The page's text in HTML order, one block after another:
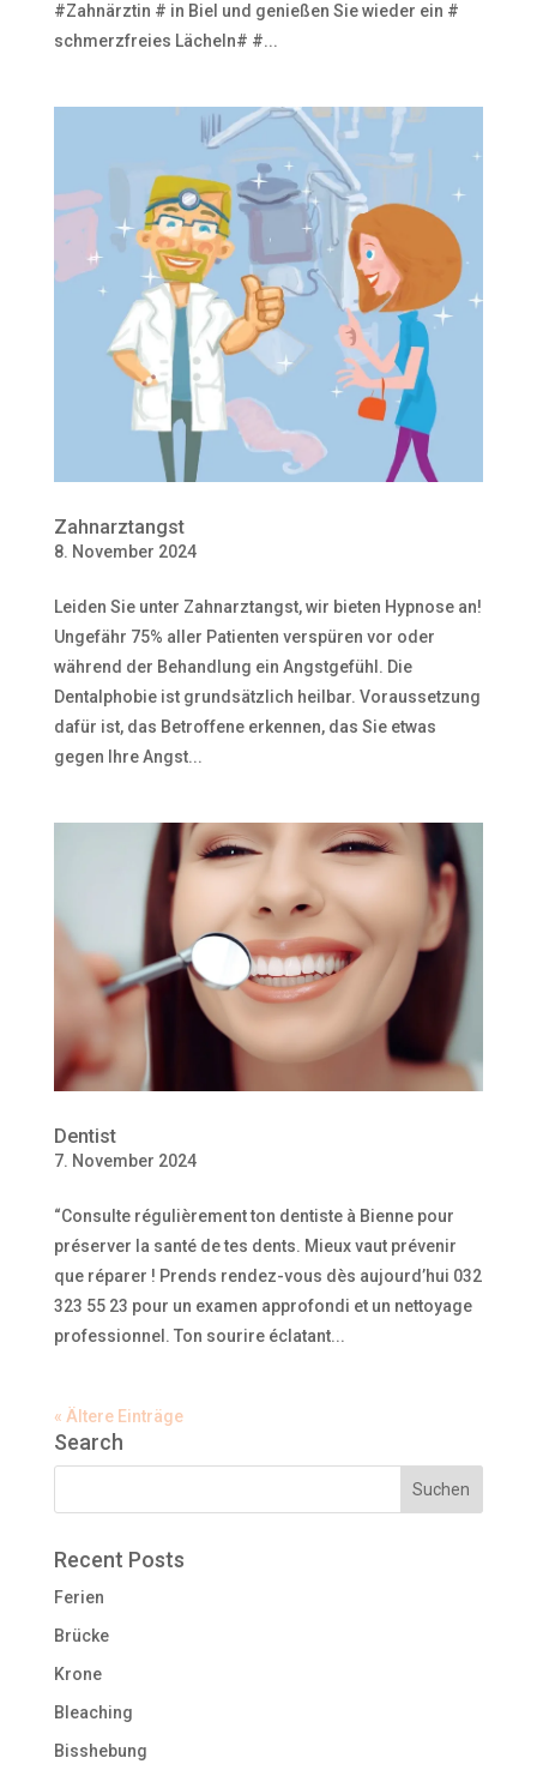
#Zahnärztin # in Biel und genießen Sie wieder ein #
schmerzfreies Lächeln# #...
Zahnarztangst
8. November 2024
Leiden Sie unter Zahnarztangst, wir bieten Hypnose an!
Ungefähr 75% aller Patienten verspüren vor oder
während der Behandlung ein Angstgefühl. Die
Dentalphobie ist grundsätzlich heilbar. Voraussetzung
dafür ist, das Betroffene erkennen, das Sie etwas
gegen Ihre Angst...
Dentist
7. November 2024
“Consulte régulièrement ton dentiste à Bienne pour
préserver la santé de tes dents. Mieux vaut prévenir
que réparer ! Prends rendez-vous dès aujourd’hui 032
323 55 23 pour un examen ‍️approfondi et un nettoyage
professionnel. Ton sourire éclatant...
« Ältere Einträge
Search
Recent Posts
Ferien
Brücke
Krone
Bleaching
Bisshebung